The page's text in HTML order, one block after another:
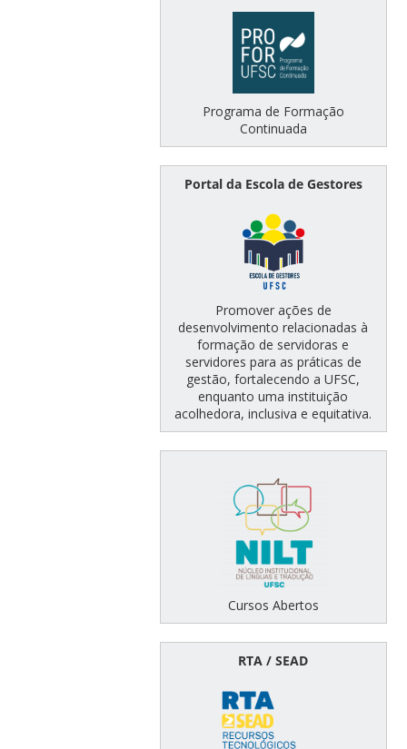
Programa de Formação
Continuada
Portal da Escola de Gestores
Promover ações de
desenvolvimento relacionadas à
formação de servidoras e
servidores para as práticas de
gestão, fortalecendo a UFSC,
enquanto uma instituição
acolhedora, inclusiva e equitativa.
Cursos Abertos
RTA / SEAD